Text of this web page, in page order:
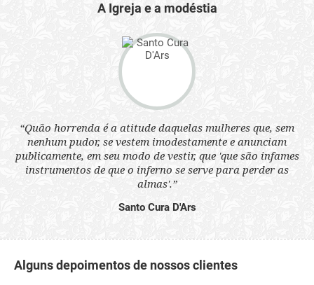
A Igreja e a modéstia
“Quão horrenda é a atitude daquelas mulheres que, sem
nenhum pudor, se vestem imodestamente e anunciam
publicamente, em seu modo de vestir, que 'que são infames
instrumentos de que o inferno se serve para perder as
almas'.”
Santo Cura D'Ars
Alguns depoimentos de nossos clientes